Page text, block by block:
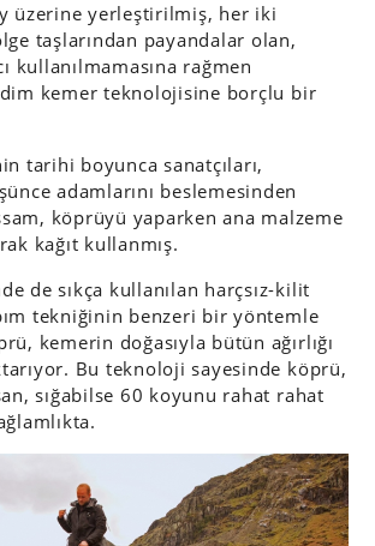
üzerine yerleştirilmiş, her iki
taşlarından payandalar olan,
kullanılmamasına rağmen
kemer teknolojisine borçlu bir
tarihi boyunca sanatçıları,
adamlarını beslemesinden
köprüyü yaparken ana malzeme
kağıt kullanmış.
de sıkça kullanılan harçsız-kilit
tekniğinin benzeri bir yöntemle
kemerin doğasıyla bütün ağırlığı
Bu teknoloji sayesinde köprü,
sığabilse 60 koyunu rahat rahat